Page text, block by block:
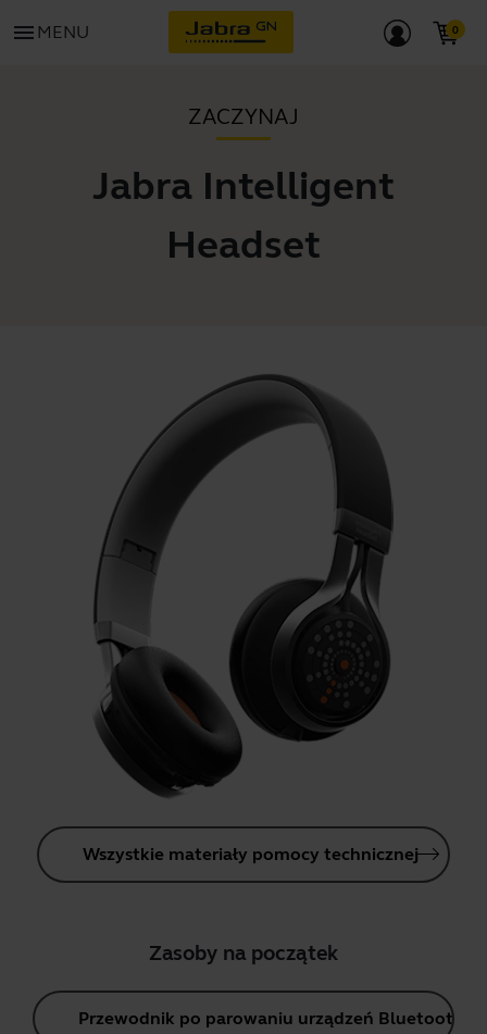
menu MENU
ZACZYNAJ
Jabra Intelligent
Headset
Wszystkie materiały pomocy technicznej
Zasoby na początek
Przewodnik po parowaniu urządzeń Bluetooth